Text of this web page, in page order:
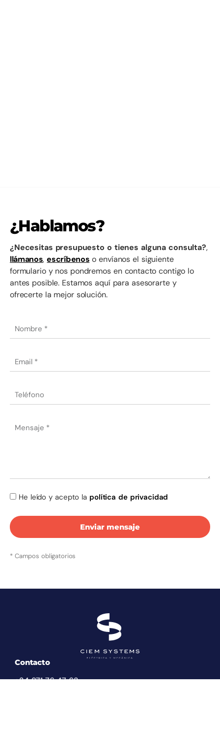
¿Hablamos?
¿Necesitas presupuesto o tienes alguna consulta?,
llámanos,escríbenos o envíanos el siguiente
formulario y nos pondremos en contacto contigo lo
antes posible. Estamos aquí para asesorarte y
ofrecerte la mejor solución.
He leído y acepto la política de privacidad
Enviar mensaje
* Campos obligatorios
Contacto
+34 971 76 47 63